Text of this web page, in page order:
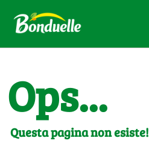
Ops...
Questa pagina non esiste!